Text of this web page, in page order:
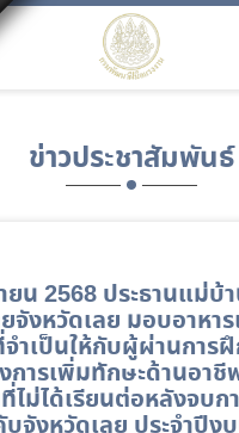
ข่าวประชาสัมพันธ์
ยน 2568 ประธานแม่บ้
จังหวัดเลย มอบอาหา
ำเป็นให้กับผู้ผ่านการ
การเพิ่มทักษะด้านอา
ไม่ได้เรียนต่อหลังจบก
จังหวัดเลย ประจำปีง